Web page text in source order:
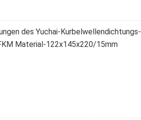
des Yuchai-Kurbelwellendichtungs-
Material-122x145x220/15mm